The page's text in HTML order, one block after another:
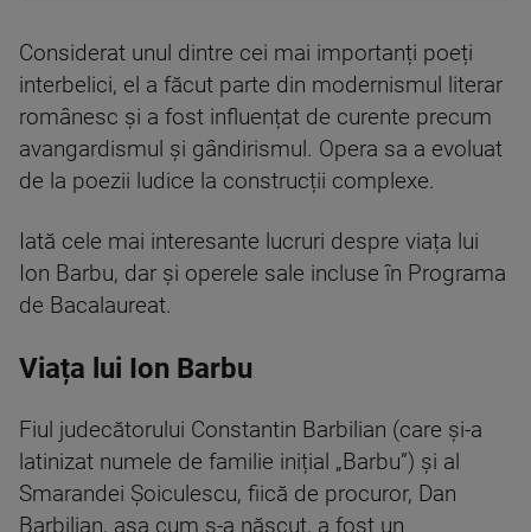
Considerat unul dintre cei mai importanți poeți
interbelici, el a făcut parte din modernismul literar
românesc și a fost influențat de curente precum
avangardismul și gândirismul. Opera sa a evoluat
de la poezii ludice la construcții complexe.
Iată cele mai interesante lucruri despre viața lui
Ion Barbu, dar și operele sale incluse în Programa
de Bacalaureat.
Viața lui Ion Barbu
Fiul judecătorului Constantin Barbilian (care și-a
latinizat numele de familie inițial „Barbu”) și al
Smarandei Șoiculescu, fiică de procuror, Dan
Barbilian, așa cum s-a născut, a fost un